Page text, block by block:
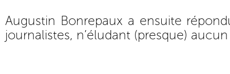
Augustin Bonrepaux a ensuite
journalistes, n’éludant (presque)